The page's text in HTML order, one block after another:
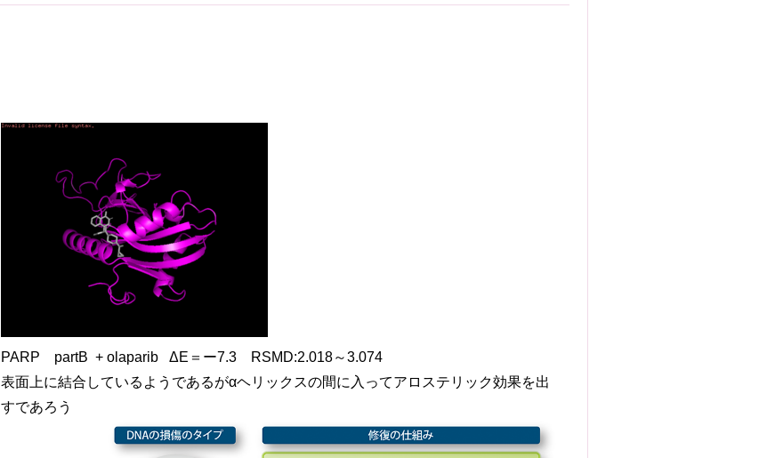
PARP partB + olaparib ΔE＝ー7.3 RSMD:2.018～3.074
表面上に結合しているようであるがαヘリックスの間に入ってアロステリック効果を出
すであろう